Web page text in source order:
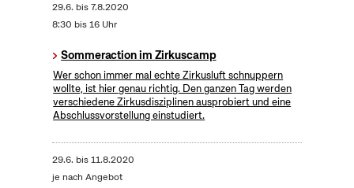
29.6. bis7.8.2020
8:30 bis 16 Uhr
Sommeraction im Zirkuscamp
Wer schon immer mal echte Zirkusluft schnuppern
wollte, ist hier genau richtig. Den ganzen Tag werden
verschiedene Zirkusdisziplinen ausprobiert und eine
Abschlussvorstellung einstudiert.
29.6. bis11.8.2020
je nach Angebot